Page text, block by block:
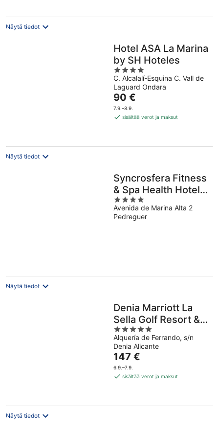
Näytä tiedot
Hotel ASA La Marina
by SH Hoteles
4
out
of
5
C. Alcalalí-Esquina C. Vall de
Laguard Ondara
Hinta
on
90 €
90 €
7.9.–8.9.
sisältää verot ja maksut
Näytä tiedot
Syncrosfera Fitness
& Spa Health Hotel
Boutique
4
out
of
Avenida de Marina Alta 2
Pedreguer
Näytä tiedot
Denia Marriott La
Sella Golf Resort &
Spa
5
out
of
5
Alquería de Ferrando, s/n
Denia Alicante
Hinta
on
147 €
147 €
6.9.–7.9.
sisältää verot ja maksut
Näytä tiedot